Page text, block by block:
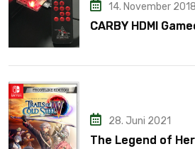
14. November 2018
CARBY HDMI
28. Juni 2021
The Legend of